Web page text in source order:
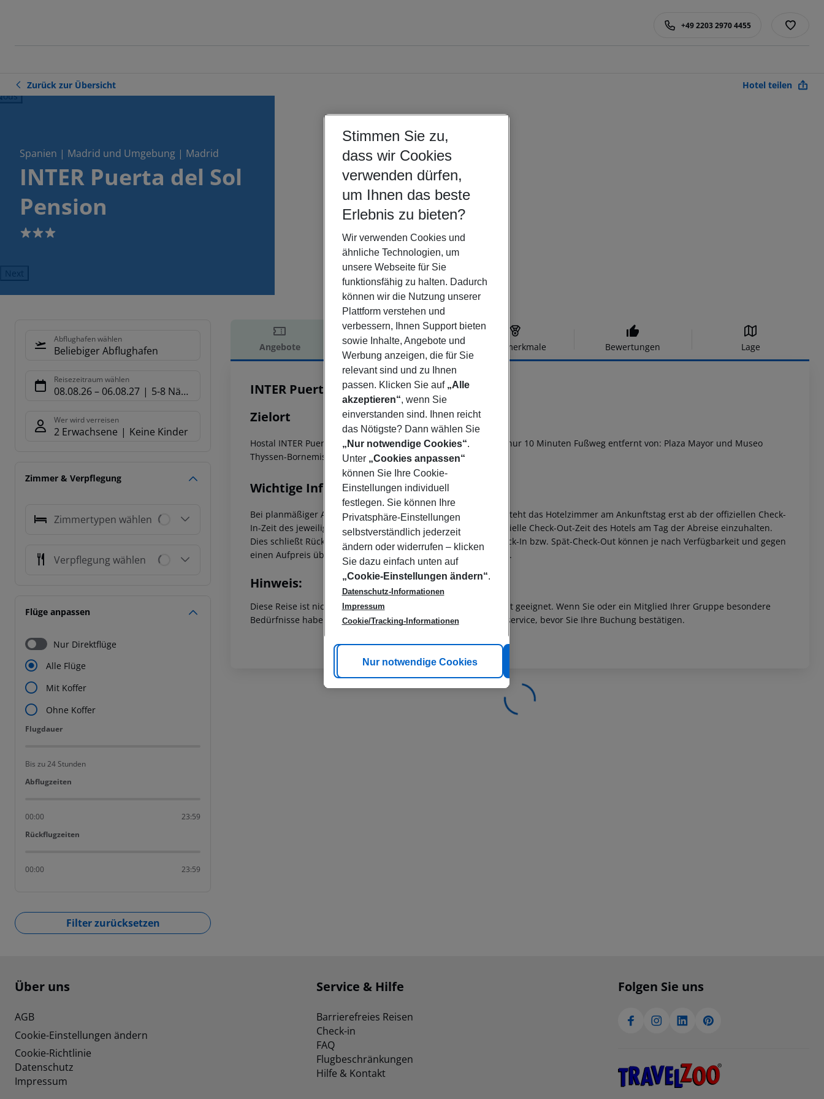
+49 2203 2970 4455
Zurück zur Übersicht Hotel teilen
Spanien | Madrid und Umgebung | Madrid
INTER Puerta del Sol
Pension
3
Next
Abflughafen wählen
Beliebiger Abflughafen
Reisezeitraum wählen
08.08.26– 06.08.27 5-8 Nächte
Wer wird verreisen
2 Erwachsene Keine Kinder
Zimmer & Verpflegung
Zimmertypen wählen
Verpflegung wählen
Flüge anpassen
Nur Direktflüge
Alle Flüge
Mit Koffer
Ohne Koffer
Flugdauer
Flugdauer
Bis zu 24 Stunden
Abflugzeiten
Abflugzeiten
00:00 23:59
Rückflugzeiten
Rückflugzeiten
00:00 23:59
Filter zurücksetzen
Angebote Hotelbeschreibung Hotelmerkmale Bewertungen Lage
Hotelbeschreibung
INTER Puerta del Sol Pension
3
Zielort
Hostal INTER Puerta del Sol in Madrid (Barrio de las Letras) ist nur 10 Minuten Fußweg entfernt von: Plaza Mayor und Museo
Thyssen-Bornemisza
Wichtige Informationen
Bei planmäßiger Ankunft im Zielgebiet ab 04:00 Uhr morgens steht das Hotelzimmer am Ankunftstag erst ab der offiziellen Check-
In-Zeit des jeweiligen Hotels zur Verfügung. Ebenso ist die offizielle Check-Out-Zeit des Hotels am Tag der Abreise einzuhalten.
Dies schließt Rückflüge bis 3:00 Uhr am Folgetag ein. Früh-Check-In bzw. Spät-Check-Out können je nach Verfügbarkeit und gegen
einen Aufpreis über unser Service Team hinzugebucht werden.
Hinweis:
Diese Reise ist nicht für Personen mit eingeschränkter Mobilität geeignet. Wenn Sie oder ein Mitglied Ihrer Gruppe besondere
Bedürfnisse haben, wenden Sie sich bitte an unseren Kundenservice, bevor Sie Ihre Buchung bestätigen.
Footer navigation
Über uns
AGB
Cookie-Einstellungen ändern
Cookie-Richtlinie
Datenschutz
Impressum
Service & Hilfe
Barrierefreies Reisen
Check-in
FAQ
Flugbeschränkungen
Hilfe & Kontakt
Folgen Sie uns
Stimmen Sie zu,
dass wir Cookies
verwenden dürfen,
um Ihnen das beste
Erlebnis zu bieten?
Wir verwenden Cookies und
ähnliche Technologien, um
unsere Webseite für Sie
funktionsfähig zu halten. Dadurch
können wir die Nutzung unserer
Plattform verstehen und
verbessern, Ihnen Support bieten
sowie Inhalte, Angebote und
Werbung anzeigen, die für Sie
relevant sind und zu Ihnen
passen. Klicken Sie auf „Alle
akzeptieren“, wenn Sie
einverstanden sind. Ihnen reicht
das Nötigste? Dann wählen Sie
„Nur notwendige Cookies“.
Unter „Cookies anpassen“
können Sie Ihre Cookie-
Einstellungen individuell
festlegen. Sie können Ihre
Privatsphäre-Einstellungen
selbstverständlich jederzeit
ändern oder widerrufen – klicken
Sie dazu einfach unten auf
„Cookie-Einstellungen ändern“.
Datenschutz-Informationen
Impressum
Cookie/Tracking-Informationen
Cookie anpassen
Nur notwendige Cookies